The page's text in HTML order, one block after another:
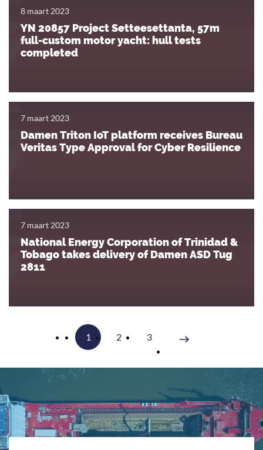
8 maart 2023
YN 20857 Project Setteesettanta, 57m
full-custom motor yacht: hull tests
completed
7 maart 2023
Damen Triton IoT platform receives Bureau
Veritas Type Approval for Cyber Resilience
7 maart 2023
National Energy Corporation of Trinidad &
Tobago takes delivery of Damen ASD Tug
2811
Vorige
1 2 3 Volgende